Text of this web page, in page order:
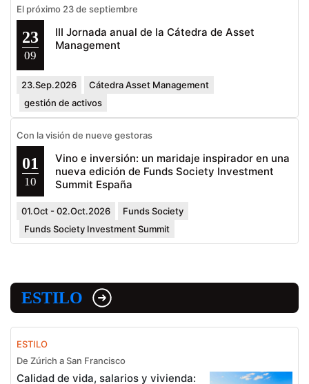
El próximo 23 de septiembre
23
09
III Jornada anual de la Cátedra de Asset
Management
23.Sep.2026
Cátedra Asset Management
gestión de activos
Con la visión de nueve gestoras
01
10
Vino e inversión: un maridaje inspirador en una
nueva edición de Funds Society Investment
Summit España
01.Oct - 02.Oct.2026
Funds Society
Funds Society Investment Summit
ESTILO
ESTILO
De Zúrich a San Francisco
Calidad de vida, salarios y vivienda: